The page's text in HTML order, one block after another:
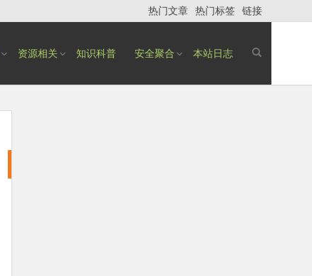
热门文章 热门标签 链接
资源相关 知识科普 安全聚合 本站日志